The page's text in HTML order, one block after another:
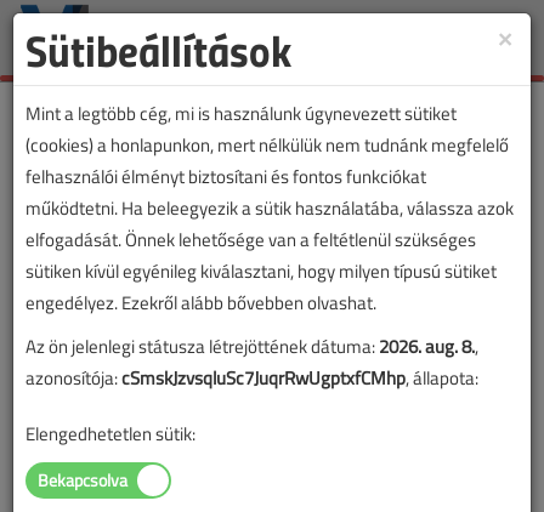
Toggle
×
Sütibeállítások
Mint a legtöbb cég, mi is használunk úgynevezett sütiket
(cookies) a honlapunkon, mert nélkülük nem tudnánk megfelelő
felhasználói élményt biztosítani és fontos funkciókat
működtetni. Ha beleegyezik a sütik használatába, válassza azok
elfogadását. Önnek lehetősége van a feltétlenül szükséges
sütiken kívül egyénileg kiválasztani, hogy milyen típusú sütiket
engedélyez. Ezekről alább bővebben olvashat.
Az ön jelenlegi státusza létrejöttének dátuma:2026. aug. 8.,
azonosítója:cSmskJzvsqluSc7JuqrRwUgptxfCMhp, állapota:
Elengedhetetlen sütik: